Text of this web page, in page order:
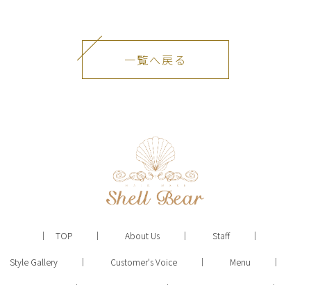
一覧へ戻る
TOP About Us Staff
Style Gallery Customer's Voice Menu